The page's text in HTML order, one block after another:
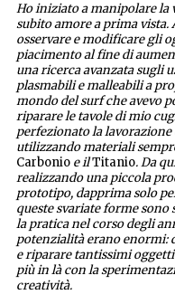
Ho iniziato a manipolare la
subito amore a prima vista.
osservare e modificare gli
piacimento al fine di
una ricerca avanzata sugli
plasmabili e malleabili a
mondo del surf che avevo
riparare le tavole di mio
perfezionato la
utilizzando materiali
Carbonio e ilTitanio. Da
realizzando una piccola
prototipo, dapprima solo
queste svariate forme
la pratica nel corso degli
potenzialità erano enormi:
e riparare tantissimi
più in là con la
creatività.